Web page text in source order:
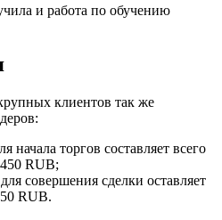
и работа по обучению
клиентов так же
начала торгов составляет всего
RUB;
совершения сделки оставляет
RUB.